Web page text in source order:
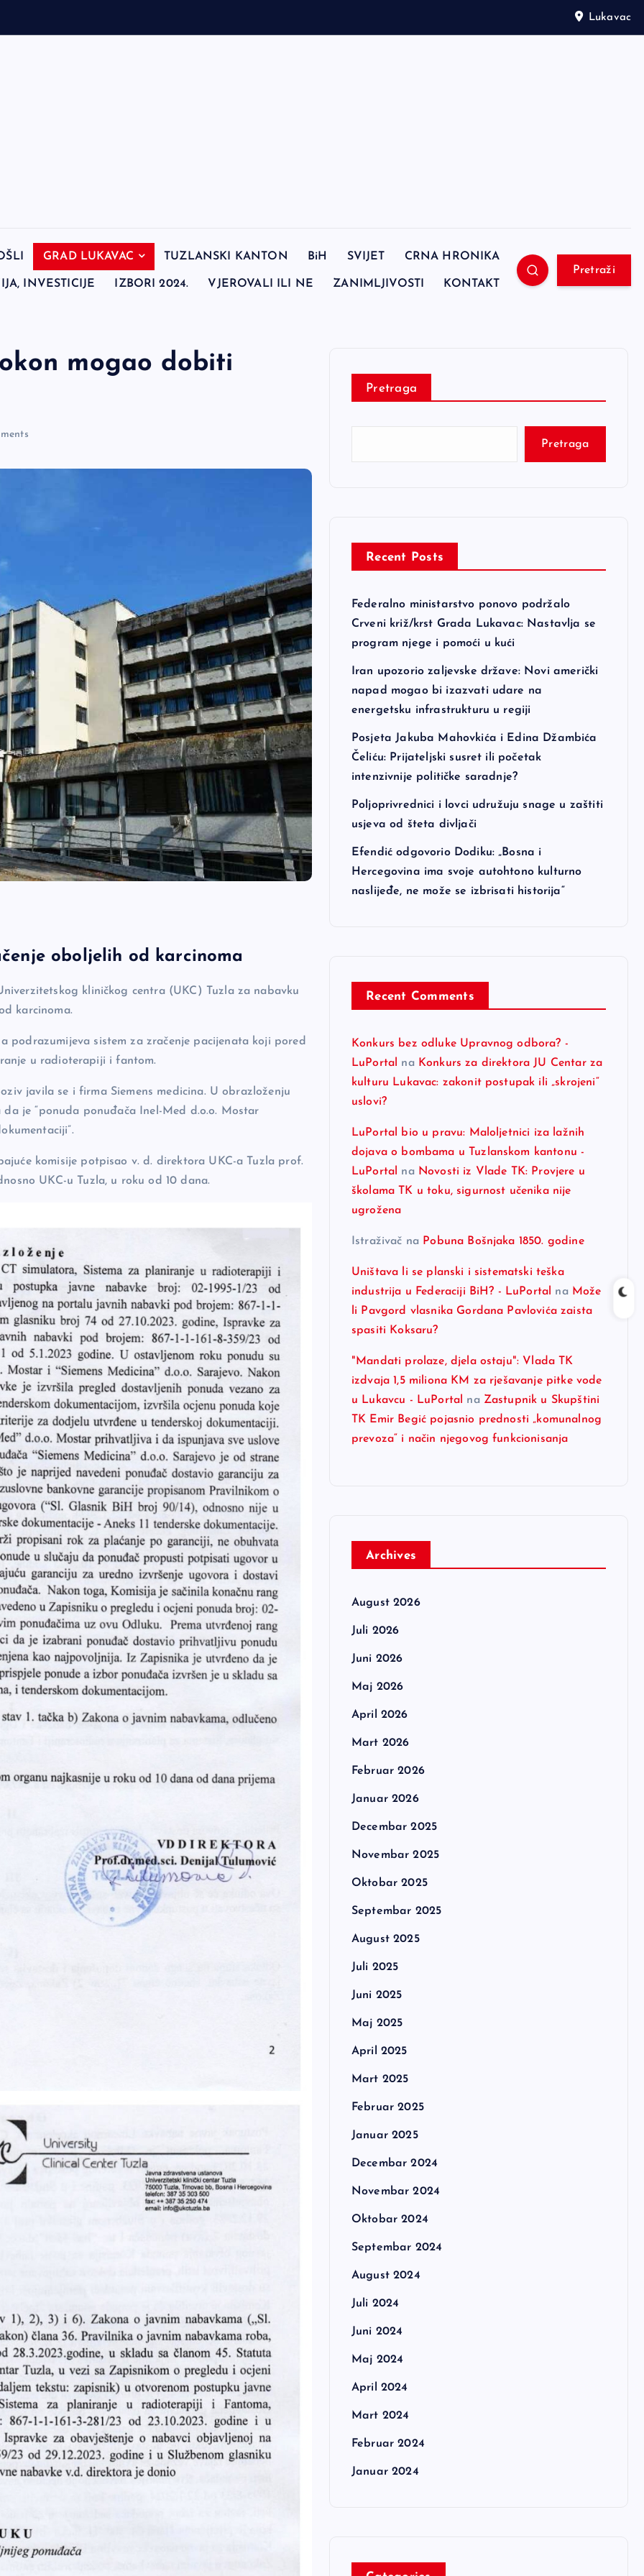
Lukavac
GRAD LUKAVAC TUZLANSKI KANTON BiH SVIJET CRNA HRONIKA
INVESTICIJE IZBORI 2024. VJEROVALI ILI NE ZANIMLJIVOSTI KONTAKT
Pretraži
mogao dobiti
oboljelih od karcinoma
kliničkog centra (UKC) Tuzla za nabavku
karcinoma.
podrazumijeva sistem za zračenje pacijenata koji pored
u radioterapiji i fantom.
javila se i firma Siemens medicina. U obrazloženju
je “ponuda ponuđača Inel-Med d.o.o. Mostar
komisije potpisao v. d. direktora UKC-a Tuzla prof.
UKC-u Tuzla, u roku od 10 dana.
Pretraga
Pretraga
Recent Posts
Federalno ministarstvo ponovo podržalo
Crveni križ/krst Grada Lukavac: Nastavlja se
program njege i pomoći u kući
Iran upozorio zaljevske države: Novi američki
napad mogao bi izazvati udare na
energetsku infrastrukturu u regiji
Posjeta Jakuba Mahovkića i Edina Džambića
Čeliću: Prijateljski susret ili početak
intenzivnije političke saradnje?
Poljoprivrednici i lovci udružuju snage u zaštiti
usjeva od šteta divljači
Efendić odgovorio Dodiku: „Bosna i
Hercegovina ima svoje autohtono kulturno
naslijeđe, ne može se izbrisati historija“
Recent Comments
Konkurs bez odluke Upravnog odbora? -
LuPortal
na Konkurs za direktora JU Centar za
kulturu Lukavac: zakonit postupak ili „skrojeni“
uslovi?
LuPortal bio u pravu: Maloljetnici iza lažnih
dojava o bombama u Tuzlanskom kantonu -
LuPortal
na Novosti iz Vlade TK: Provjere u
školama TK u toku, sigurnost učenika nije
ugrožena
Istraživač na Pobuna Bošnjaka 1850. godine
Uništava li se planski i sistematski teška
industrija u Federaciji BiH? - LuPortal
na Može
li Pavgord vlasnika Gordana Pavlovića zaista
spasiti Koksaru?
"Mandati prolaze, djela ostaju": Vlada TK
izdvaja 1,5 miliona KM za rješavanje pitke vode
u Lukavcu - LuPortal
na Zastupnik u Skupštini
TK Emir Begić pojasnio prednosti „komunalnog
prevoza“ i način njegovog funkcionisanja
Archives
August 2026
Juli 2026
Juni 2026
Maj 2026
April 2026
Mart 2026
Februar 2026
Januar 2026
Decembar 2025
Novembar 2025
Oktobar 2025
Septembar 2025
August 2025
Juli 2025
Juni 2025
Maj 2025
April 2025
Mart 2025
Februar 2025
Januar 2025
Decembar 2024
Novembar 2024
Oktobar 2024
Septembar 2024
August 2024
Juli 2024
Juni 2024
Maj 2024
April 2024
Mart 2024
Februar 2024
Januar 2024